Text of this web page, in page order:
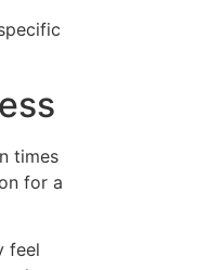
times
for a
feel